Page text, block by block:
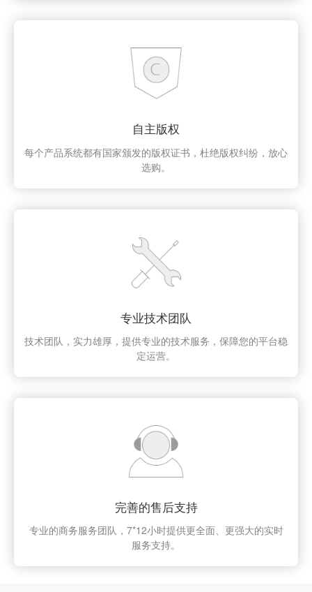
自主版权
每个产品系统都有国家颁发的版权证书，杜绝版权纠纷，放心
选购。
专业技术团队
技术团队，实力雄厚，提供专业的技术服务，保障您的平台稳
定运营。
完善的售后支持
专业的商务服务团队，7*12小时提供更全面、更强大的实时
服务支持。